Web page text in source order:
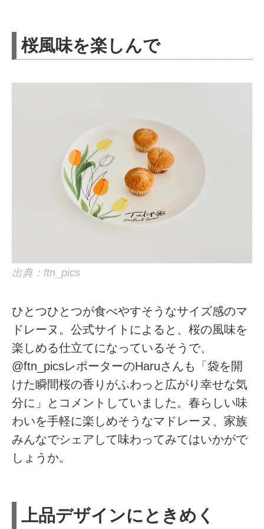
桜風味を楽しんで
出典：ftn_pics
ひとつひとつが食べやすそうなサイズ感のマ
ドレーヌ。公式サイトによると、桜の風味を
楽しめる仕立てになっているそうで、
@ftn_picsレポーターのHaruさんも「袋を開
けた瞬間桜の香りがふわっと広がり幸せな気
分に」とコメントしていました。春らしい味
わいを手軽に楽しめそうなマドレーヌ、家族
みんなでシェアして味わってみてはいかがで
しょうか。
上品デザインにときめく